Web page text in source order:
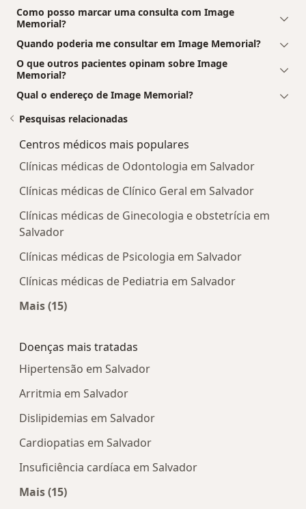
Como posso marcar uma consulta com Image
Memorial?
Quando poderia me consultar em Image Memorial?
O que outros pacientes opinam sobre Image
Memorial?
Qual o endereço de Image Memorial?
Pesquisas relacionadas
Centros médicos mais populares
Clínicas médicas de Odontologia em Salvador
Clínicas médicas de Clínico Geral em Salvador
Clínicas médicas de Ginecologia e obstetrícia em
Salvador
Clínicas médicas de Psicologia em Salvador
Clínicas médicas de Pediatria em Salvador
Mais (15)
Doenças mais tratadas
Hipertensão em Salvador
Arritmia em Salvador
Dislipidemias em Salvador
Cardiopatias em Salvador
Insuficiência cardíaca em Salvador
Mais (15)